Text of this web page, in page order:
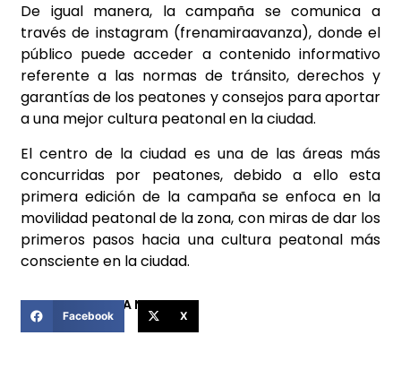
De igual manera, la campaña se comunica a
través de instagram (frenamiraavanza), donde el
público puede acceder a contenido informativo
referente a las normas de tránsito, derechos y
garantías de los peatones y consejos para aportar
a una mejor cultura peatonal en la ciudad.
El centro de la ciudad es una de las áreas más
concurridas por peatones, debido a ello esta
primera edición de la campaña se enfoca en la
movilidad peatonal de la zona, con miras de dar los
primeros pasos hacia una cultura peatonal más
consciente en la ciudad.
COMPARTIR ESTA NOTICIA
Facebook X